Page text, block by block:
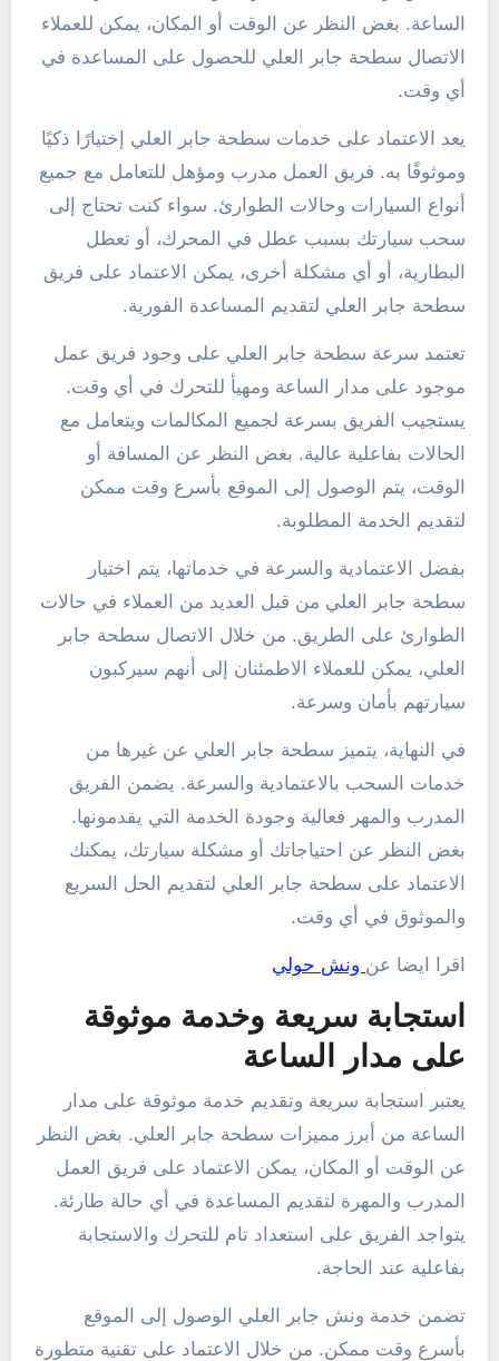
الساعة. بغض النظر عن الوقت أو المكان، يمكن للعملاء
الاتصال سطحة جابر العلي للحصول على المساعدة في
أي وقت.
يعد الاعتماد على خدمات سطحة جابر العلي إختيارًا ذكيًا
وموثوقًا به. فريق العمل مدرب ومؤهل للتعامل مع جميع
أنواع السيارات وحالات الطوارئ. سواء كنت تحتاج إلى
سحب سيارتك بسبب عطل في المحرك، أو تعطل
البطارية، أو أي مشكلة أخرى، يمكن الاعتماد على فريق
سطحة جابر العلي لتقديم المساعدة الفورية.
تعتمد سرعة سطحة جابر العلي على وجود فريق عمل
موجود على مدار الساعة ومهيأ للتحرك في أي وقت.
يستجيب الفريق بسرعة لجميع المكالمات ويتعامل مع
الحالات بفاعلية عالية. بغض النظر عن المسافة أو
الوقت، يتم الوصول إلى الموقع بأسرع وقت ممكن
لتقديم الخدمة المطلوبة.
بفضل الاعتمادية والسرعة في خدماتها، يتم اختيار
سطحة جابر العلي من قبل العديد من العملاء في حالات
الطوارئ على الطريق. من خلال الاتصال سطحة جابر
العلي، يمكن للعملاء الاطمئنان إلى أنهم سيركبون
سيارتهم بأمان وسرعة.
في النهاية، يتميز سطحة جابر العلي عن غيرها من
خدمات السحب بالاعتمادية والسرعة. يضمن الفريق
المدرب والمهر فعالية وجودة الخدمة التي يقدمونها.
بغض النظر عن احتياجاتك أو مشكلة سيارتك، يمكنك
الاعتماد على سطحة جابر العلي لتقديم الحل السريع
والموثوق في أي وقت.
اقرا ايضا عن ونش حولي
استجابة سريعة وخدمة موثوقة
على مدار الساعة
يعتبر استجابة سريعة وتقديم خدمة موثوقة على مدار
الساعة من أبرز مميزات سطحة جابر العلي. بغض النظر
عن الوقت أو المكان، يمكن الاعتماد على فريق العمل
المدرب والمهرة لتقديم المساعدة في أي حالة طارئة.
يتواجد الفريق على استعداد تام للتحرك والاستجابة
بفاعلية عند الحاجة.
تضمن خدمة ونش جابر العلي الوصول إلى الموقع
بأسرع وقت ممكن. من خلال الاعتماد على تقنية متطورة